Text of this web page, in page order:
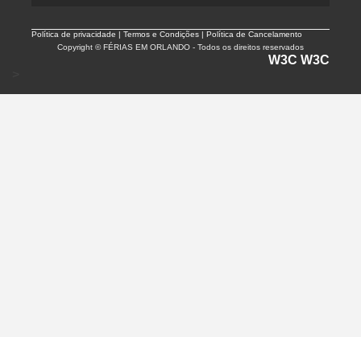
Política de privacidade |Termos e Condições | Política de Cancelamento
Copyright © FÉRIAS EM ORLANDO - Todos os direitos reservados
W3C W3C